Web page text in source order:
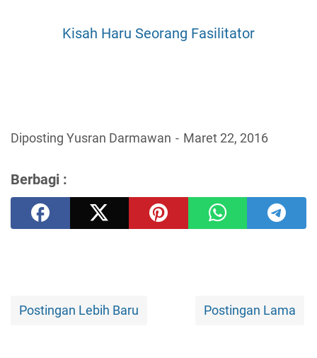
Kisah Haru Seorang Fasilitator
Diposting Yusran Darmawan Maret 22, 2016
Berbagi :
Postingan Lebih Baru Postingan Lama